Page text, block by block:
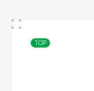
TOP